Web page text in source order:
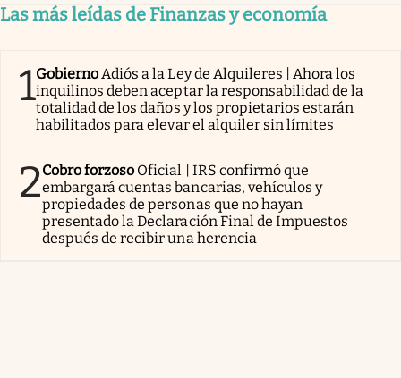
Las más leídas de Finanzas y economía
1GobiernoAdiós a la Ley de Alquileres | Ahora los
inquilinos deben aceptar la responsabilidad de la
totalidad de los daños y los propietarios estarán
habilitados para elevar el alquiler sin límites
2Cobro forzoso Oficial | IRS confirmó que
embargará cuentas bancarias, vehículos y
propiedades de personas que no hayan
presentado la Declaración Final de Impuestos
después de recibir una herencia